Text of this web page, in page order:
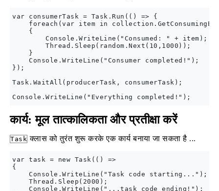
var consumerTask = Task.Run(() => {
foreach(var item in
    {
        Console.WriteLine("Consumed: " + item);
        Thread.Sleep(random.Next(10,1000));
    }
    Console.WriteLine("Consumer completed!");
});
Task.WaitAll(producerTask, consumerTask);
कार्य: मूल तात्कालिकता और प्रतीक्षा करें
Task क्लास को तुरंत शुरू करके एक कार्य बनाया जा सकता है ...
var task = new Task(() =>
{
    Console.WriteLine("Task code starting...");
    Thread.Sleep(2000);
    Console.WriteLine("...task code ending!");